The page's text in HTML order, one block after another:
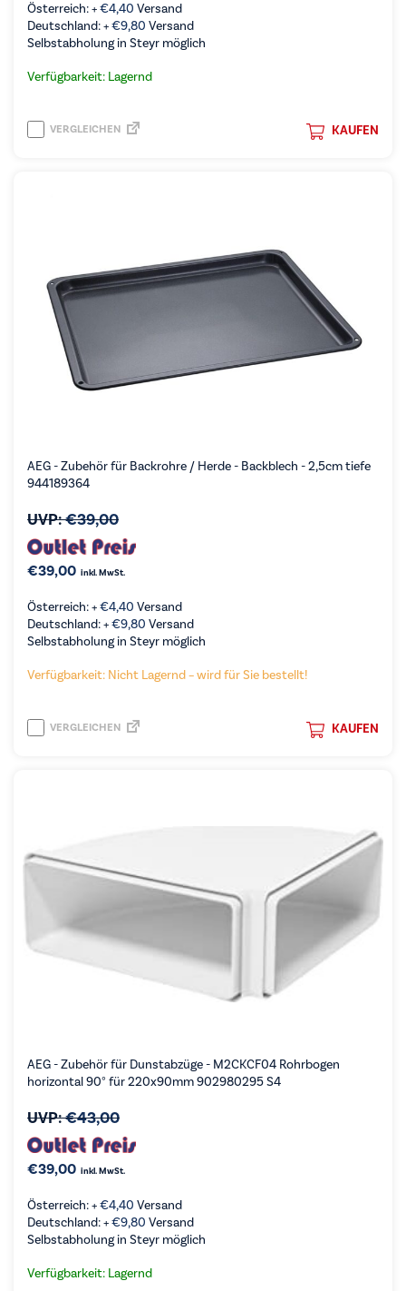
Österreich: +€4,40 Versand
Deutschland: +€9,80 Versand
Selbstabholung in Steyr möglich
Verfügbarkeit: Lagernd
KAUFEN
VERGLEICHEN
AEG - Zubehör für Backrohre / Herde - Backblech - 2,5cm tiefe
944189364
UVP:€39,00
€39,00 inkl. MwSt.
Österreich: +€4,40 Versand
Deutschland: +€9,80 Versand
Selbstabholung in Steyr möglich
Verfügbarkeit: Nicht Lagernd – wird für Sie bestellt!
KAUFEN
VERGLEICHEN
AEG - Zubehör für Dunstabzüge - M2CKCF04 Rohrbogen
horizontal 90° für 220x90mm 902980295 S4
UVP:€43,00
€39,00 inkl. MwSt.
Österreich: +€4,40 Versand
Deutschland: +€9,80 Versand
Selbstabholung in Steyr möglich
Verfügbarkeit: Lagernd